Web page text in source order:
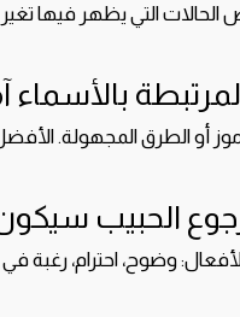
الحالات التي يظهر فيها
بالأسماء
أو الطرق المجهولة.
الحبيب سيكون
وضوح، احترام، رغبة